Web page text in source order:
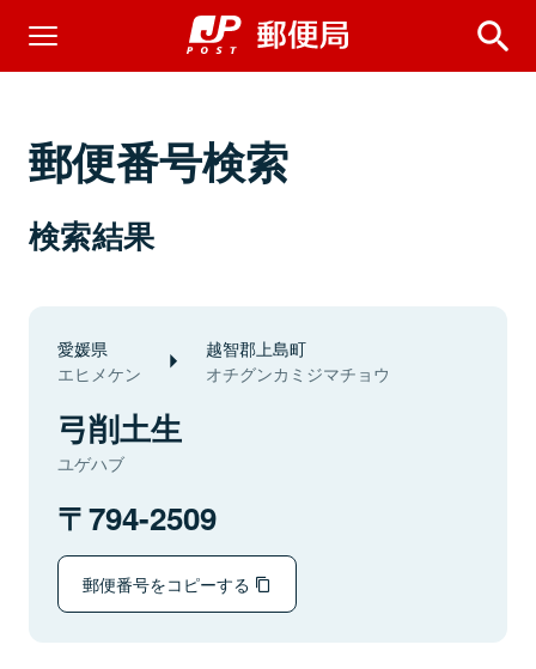
郵便番号検索
検索結果
愛媛県
エヒメケン
越智郡上島町
オチグンカミジマチョウ
弓削土生
ユゲハブ
794-2509
郵便番号をコピーする